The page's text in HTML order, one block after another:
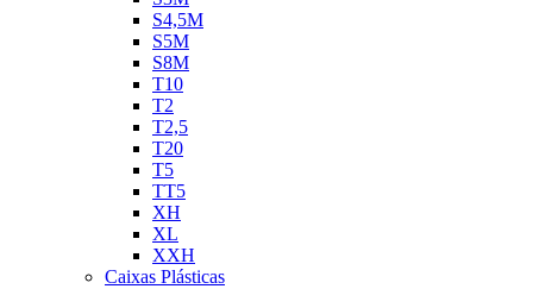
S4,5M
S5M
S8M
T10
T2
T2,5
T20
T5
TT5
XH
XL
XXH
Caixas Plásticas